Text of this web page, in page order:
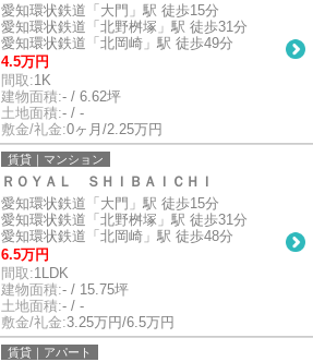
愛知環状鉄道「大門」駅 徒歩15分
愛知環状鉄道「北野桝塚」駅 徒歩31分
愛知環状鉄道「北岡崎」駅 徒歩49分
4.5万円
間取:1K
建物面積:- / 6.62坪
土地面積:- / -
敷金/礼金:0ヶ月/2.25万円
賃貸｜マンション
ＲＯＹＡＬ ＳＨＩＢＡＩＣＨＩ
愛知環状鉄道「大門」駅 徒歩15分
愛知環状鉄道「北野桝塚」駅 徒歩31分
愛知環状鉄道「北岡崎」駅 徒歩48分
6.5万円
間取:1LDK
建物面積:- / 15.75坪
土地面積:- / -
敷金/礼金:3.25万円/6.5万円
賃貸｜アパート